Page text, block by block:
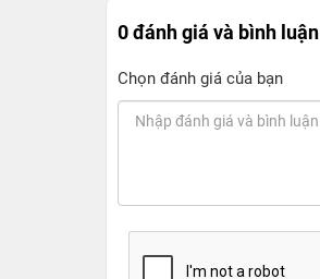
0 đánh giá và bình luận
Chọn đánh giá của bạn